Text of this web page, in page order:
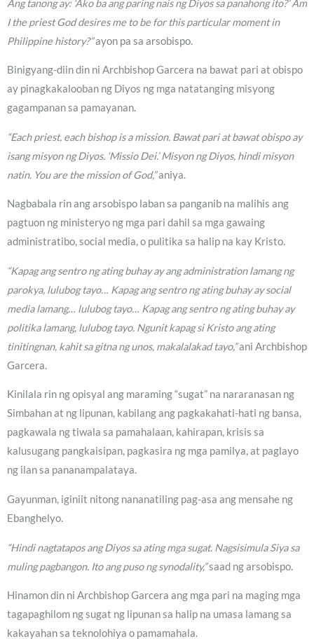
Ang tanong ay: ‘Ako ba ang paring nais ng Diyos sa panahong ito?’ Am
I the priest God desires me to be for this particular moment in
Philippine history?”ayon pa sa arsobispo.
Binigyang-diin din ni Archbishop Garcera na bawat pari at obispo
ay pinagkakalooban ng Diyos ng mga natatanging misyong
gagampanan sa pamayanan.
“Each priest, each bishop is a mission. Bawat pari at bawat obispo ay
isang misyon ng Diyos. ‘Missio Dei.’ Misyon ng Diyos, hindi misyon
natin. You are the mission of God,”aniya.
Nagbabala rin ang arsobispo laban sa panganib na malihis ang
pagtuon ng ministeryo ng mga pari dahil sa mga gawaing
administratibo, social media, o pulitika sa halip na kay Kristo.
“Kapag ang sentro ng ating buhay ay ang administration lamang ng
parokya, lulubog tayo… Kapag ang sentro ng ating buhay ay social
media lamang… lulubog tayo… Kapag ang sentro ng ating buhay ay
politika lamang, lulubog tayo. Ngunit kapag si Kristo ang ating
tinitingnan, kahit sa gitna ng unos, makalalakad tayo,”ani Archbishop
Garcera.
Kinilala rin ng opisyal ang maraming “sugat” na nararanasan ng
Simbahan at ng lipunan, kabilang ang pagkakahati-hati ng bansa,
pagkawala ng tiwala sa pamahalaan, kahirapan, krisis sa
kalusugang pangkaisipan, pagkasira ng mga pamilya, at paglayo
ng ilan sa pananampalataya.
Gayunman, iginiit nitong nananatiling pag-asa ang mensahe ng
Ebanghelyo.
“Hindi nagtatapos ang Diyos sa ating mga sugat. Nagsisimula Siya sa
muling pagbangon. Ito ang puso ng synodality,”saad ng arsobispo.
Hinamon din ni Archbishop Garcera ang mga pari na maging mga
tagapaghilom ng sugat ng lipunan sa halip na umasa lamang sa
kakayahan sa teknolohiya o pamamahala.